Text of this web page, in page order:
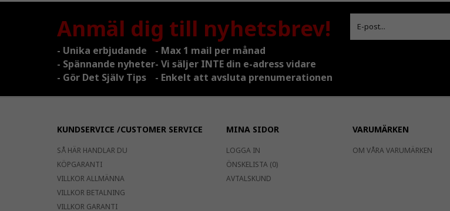
Anmäl dig till nyhetsbrev!
- Unika erbjudande
- Max 1 mail per månad
- Spännande nyheter- Vi säljer INTE din e-adress vidare
- Gör Det Själv Tips
- Enkelt att avsluta prenumerationen
KUNDSERVICE /CUSTOMER SERVICE
SÅ HÄR HANDLAR DU
KÖPGARANTI
VILLKOR ALLMÄNNA
VILLKOR BETALNING
VILLKOR GARANTI
MINA SIDOR
LOGGA IN
ÖNSKELISTA (0)
AVTALSKUND
VARUMÄRKEN
OM VÅRA VARUMÄRKEN